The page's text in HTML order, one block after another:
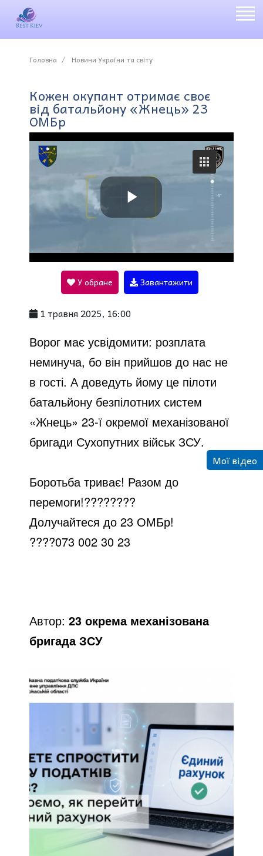
Головна Новини України та світу
Кожен окупант отримає своє
від батальйону «Жнець» 23
ОМБр
P
l
a
y
V
i
e
o
У обране Завантажити
1 травня 2025, 16:00
Ворог має усвідомити: розплата
неминуча, бо він прийшов до нас не
в гості. А доведуть йому це пілоти
батальйону безпілотних систем
«Жнець» 23-ї окремої механізованої
бригади Сухопутних військ ЗСУ.
Боротьба триває! Разом до
перемоги!????????
Долучайтеся до 23 ОМБр!
????073 002 30 23
Автор:23 окрема механізована
бригада ЗСУ
Мої відео